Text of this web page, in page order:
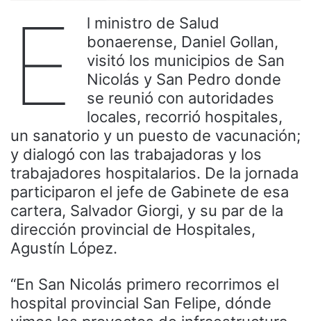
E
l ministro de Salud
bonaerense, Daniel Gollan,
visitó los municipios de San
Nicolás y San Pedro donde
se reunió con autoridades
locales, recorrió hospitales,
un sanatorio y un puesto de vacunación;
y dialogó con las trabajadoras y los
trabajadores hospitalarios. De la jornada
participaron el jefe de Gabinete de esa
cartera, Salvador Giorgi, y su par de la
dirección provincial de Hospitales,
Agustín López.
“En San Nicolás primero recorrimos el
hospital provincial San Felipe, dónde